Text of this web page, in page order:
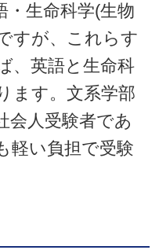
・生命科学(生物
すが、これらす
、英語と生命科
ます。文系学部
会人受験者であ
軽い負担で受験